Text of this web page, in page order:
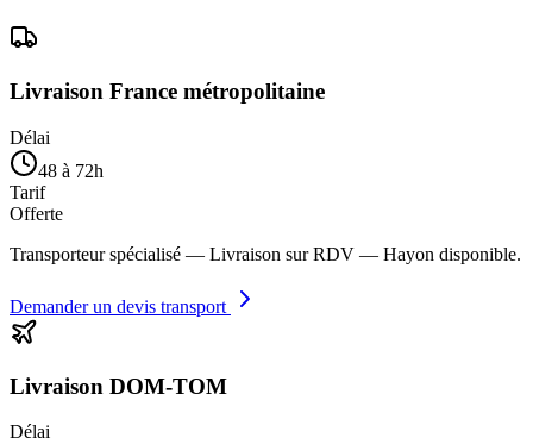
Livraison France métropolitaine
Délai
48 à 72h
Tarif
Offerte
Transporteur spécialisé — Livraison sur RDV — Hayon disponible.
Demander un devis transport
Livraison DOM-TOM
Délai